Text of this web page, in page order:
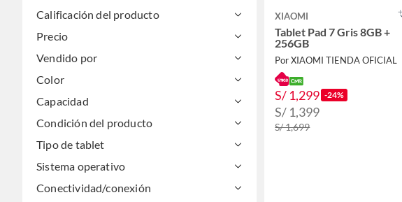
Calificación del producto
Precio
Vendido por
Color
Capacidad
Condición del producto
Tipo de tablet
Sistema operativo
Conectividad/conexión
XIAOMI
Tablet Pad 7 Gris 8GB +
256GB
Por XIAOMI TIENDA OFICIAL
S/ 1,299 -24%
S/ 1,399
S/ 1,699